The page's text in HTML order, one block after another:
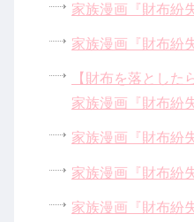
家族漫画『財布紛
家族漫画『財布紛
【財布を落とした
家族漫画『財布紛
家族漫画『財布紛
家族漫画『財布紛
家族漫画『財布紛